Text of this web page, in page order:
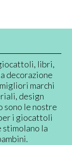
libri,
decorazione
marchi
design
sono le nostre
i giocattoli
stimolano la